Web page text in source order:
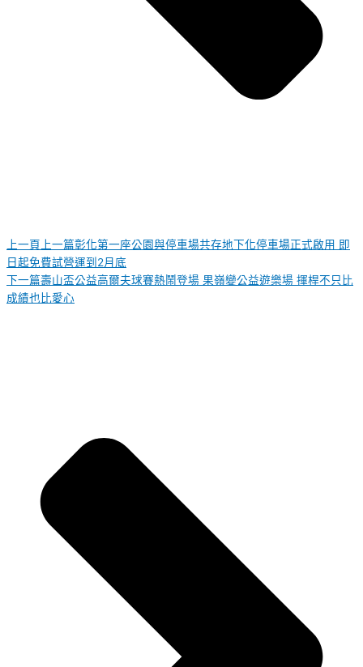
上一頁 上一篇彰化第一座公園與停車場共存地下化停車場正式啟用 即
日起免費試營運到2月底
下一篇壽山盃公益高爾夫球賽熱鬧登場 果嶺變公益遊樂場 揮桿不只比
成績也比愛心